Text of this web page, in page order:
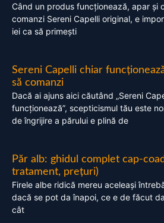
Când un produs funcționează, apar și
comanzi Sereni Capelli original, e
iei ca să primești
Sereni Capelli chiar
să comanzi
Dacă ai ajuns aici căutând „Sereni
funcționează”, scepticismul tău este
de îngrijire a părului e plină de
Păr alb: ghidul complet cap-
tratament, prețuri)
Firele albe ridică mereu aceleași
dacă se pot da înapoi, ce e de făcut
cât